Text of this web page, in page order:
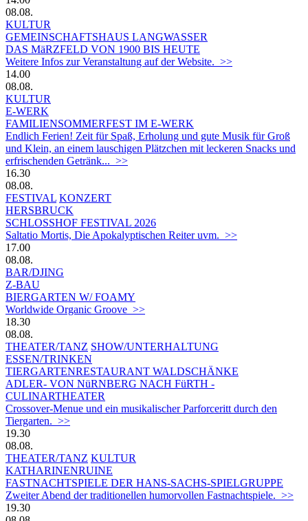
08.08.
KULTUR
GEMEINSCHAFTSHAUS LANGWASSER
DAS MäRZFELD VON 1900 BIS HEUTE
Weitere Infos zur Veranstaltung auf der Website. >>
14.00
08.08.
KULTUR
E-WERK
FAMILIENSOMMERFEST IM E-WERK
Endlich Ferien! Zeit für Spaß, Erholung und gute Musik für Groß
und Klein, an einem lauschigen Plätzchen mit leckeren Snacks und
erfrischenden Getränk... >>
16.30
08.08.
FESTIVAL KONZERT
HERSBRUCK
SCHLOSSHOF FESTIVAL 2026
Saltatio Mortis, Die Apokalyptischen Reiter uvm. >>
17.00
08.08.
BAR/DJING
Z-BAU
BIERGARTEN W/ FOAMY
Worldwide Organic Groove >>
18.30
08.08.
THEATER/TANZ SHOW/UNTERHALTUNG
ESSEN/TRINKEN
TIERGARTEN­RESTAURANT WALDSCHÄNKE
ADLER- VON NüRNBERG NACH FüRTH -
CULINARTHEATER
Crossover-Menue und ein musikalischer Parforceritt durch den
Tiergarten. >>
19.30
08.08.
THEATER/TANZ KULTUR
KATHARINENRUINE
FASTNACHTSPIELE DER HANS-SACHS-SPIELGRUPPE
Zweiter Abend der traditionellen humorvollen Fastnachtspiele. >>
19.30